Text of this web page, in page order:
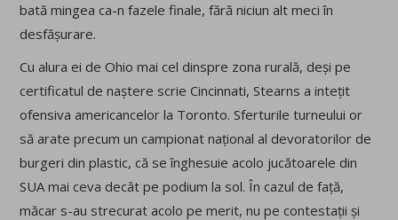
bată mingea ca-n fazele finale, fără niciun alt meci în
desfășurare.
Cu alura ei de Ohio mai cel dinspre zona rurală, deși pe
certificatul de naștere scrie Cincinnati, Stearns a intețit
ofensiva americancelor la Toronto. Sferturile turneului or
să arate precum un campionat național al devoratorilor de
burgeri din plastic, că se înghesuie acolo jucătoarele din
SUA mai ceva decât pe podium la sol. În cazul de față,
măcar s-au strecurat acolo pe merit, nu pe contestații și